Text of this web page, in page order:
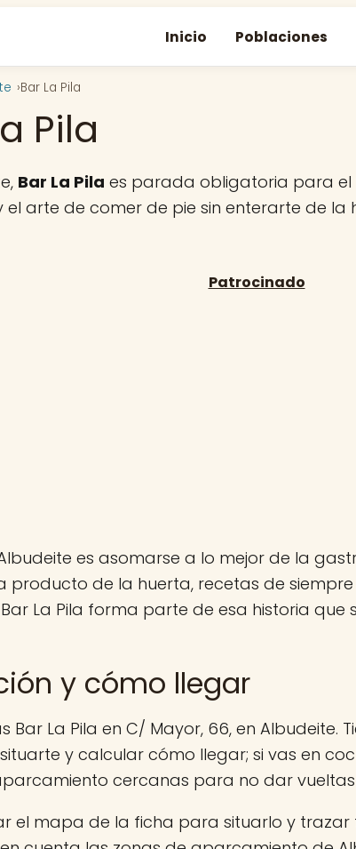
Inicio Poblaciones
Bar La Pila
Pila
Bar La Pila es parada obligatoria para
el arte de comer de pie sin enterarte de la
es asomarse a lo mejor de la
producto de la huerta, recetas de
La Pila forma parte de esa historia que
y cómo llegar
Bar La Pila en C/ Mayor, 66, en Albudeite.
y calcular cómo llegar; si vas en
cercanas para no dar
el mapa de la ficha para situarlo y trazar